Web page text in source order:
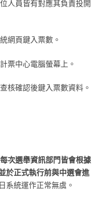
人員皆有對應其負責投開
網頁鍵入票數。
票中心電腦螢幕上。
核確認後鍵入票數資料。
每次選舉資訊部門皆會根據
於正式執行前與中選會進
系統運作正常無虞。